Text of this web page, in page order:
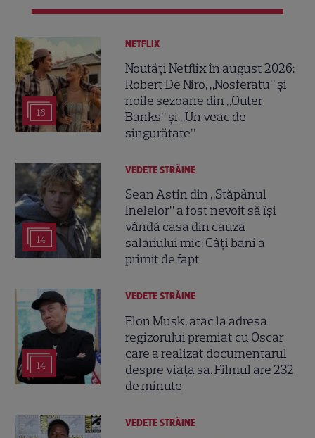
16
NETFLIX
Noutăți Netflix în august 2026:
Robert De Niro, „Nosferatu” și
noile sezoane din „Outer
Banks” și „Un veac de
singurătate”
14
VEDETE STRĂINE
Sean Astin din „Stăpânul
Inelelor” a fost nevoit să își
vândă casa din cauza
salariului mic: Câți bani a
primit de fapt
14
VEDETE STRĂINE
Elon Musk, atac la adresa
regizorului premiat cu Oscar
care a realizat documentarul
despre viața sa. Filmul are 232
de minute
VEDETE STRĂINE